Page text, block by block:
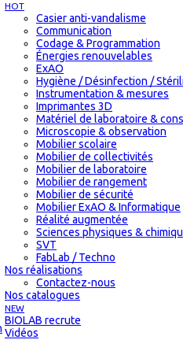
HOT
Casier anti-vandalisme
Communication
Codage & Programmation
Énergies renouvelables
ExAO
Hygiène / Désinfection /
Instrumentation & mesures
Imprimantes 3D
Matériel de laboratoire &
Microscopie & observation
Mobilier scolaire
Mobilier de collectivités
Mobilier de laboratoire
Mobilier de rangement
Mobilier de sécurité
Mobilier ExAO & Informatique
Réalité augmentée
Sciences physiques &
SVT
FabLab / Techno
Nos réalisations
Contactez-nous
Nos catalogues
NEW
BIOLAB recrute
Vidéos